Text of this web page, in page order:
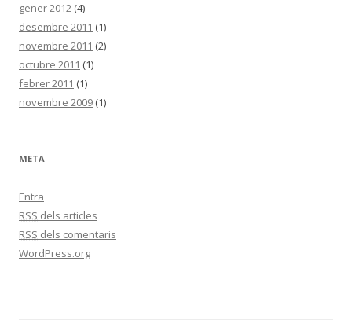
gener 2012 (4)
desembre 2011 (1)
novembre 2011 (2)
octubre 2011 (1)
febrer 2011 (1)
novembre 2009 (1)
META
Entra
RSS dels articles
RSS dels comentaris
WordPress.org